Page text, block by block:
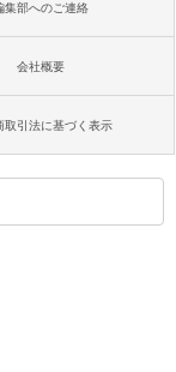
集部へのご連絡
会社概要
取引法に基づく表示